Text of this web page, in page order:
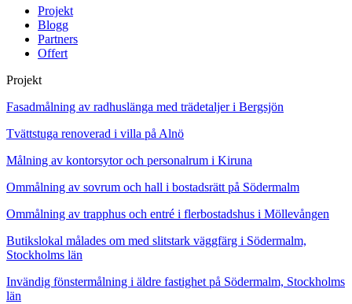
Projekt
Blogg
Partners
Offert
Projekt
Fasadmålning av radhuslänga med trädetaljer i Bergsjön
Tvättstuga renoverad i villa på Alnö
Målning av kontorsytor och personalrum i Kiruna
Ommålning av sovrum och hall i bostadsrätt på Södermalm
Ommålning av trapphus och entré i flerbostadshus i Möllevången
Butikslokal målades om med slitstark väggfärg i Södermalm,
Stockholms län
Invändig fönstermålning i äldre fastighet på Södermalm, Stockholms
län